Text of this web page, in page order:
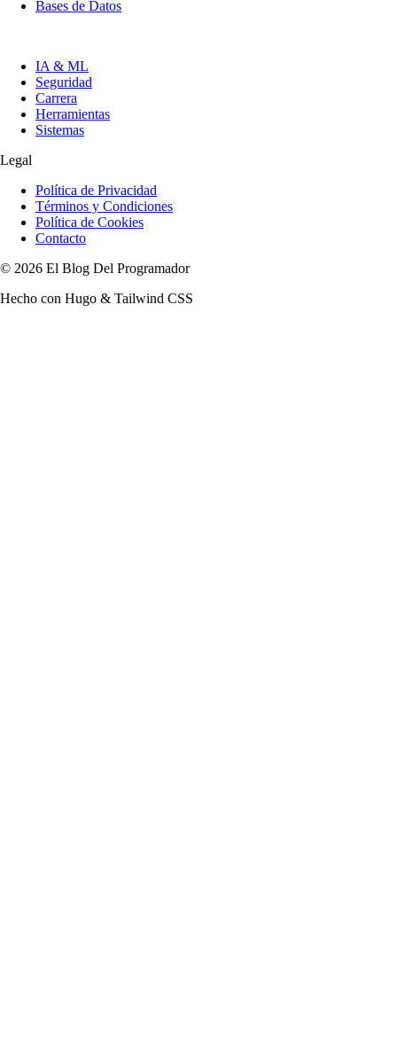
Bases de Datos
IA & ML
Seguridad
Carrera
Herramientas
Sistemas
Legal
Política de Privacidad
Términos y Condiciones
Política de Cookies
Contacto
© 2026 El Blog Del Programador
Hecho con Hugo & Tailwind CSS